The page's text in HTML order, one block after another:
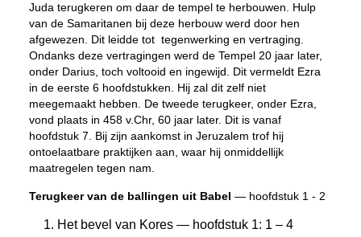
Juda terugkeren om daar de tempel te herbouwen. Hulp
van de Samaritanen bij deze herbouw werd door hen
afgewezen. Dit leidde tot tegenwerking en vertraging.
Ondanks deze vertragingen werd de Tempel 20 jaar later,
onder Darius, toch voltooid en ingewijd. Dit vermeldt Ezra
in de eerste 6 hoofdstukken. Hij zal dit zelf niet
meegemaakt hebben. De tweede terugkeer, onder Ezra,
vond plaats in 458 v.Chr, 60 jaar later. Dit is vanaf
hoofdstuk 7. Bij zijn aankomst in Jeruzalem trof hij
ontoelaatbare praktijken aan, waar hij onmiddellijk
maatregelen tegen nam.
Terugkeer van de ballingen uit Babel — hoofdstuk 1 - 2
Het bevel van Kores — hoofdstuk 1: 1 – 4